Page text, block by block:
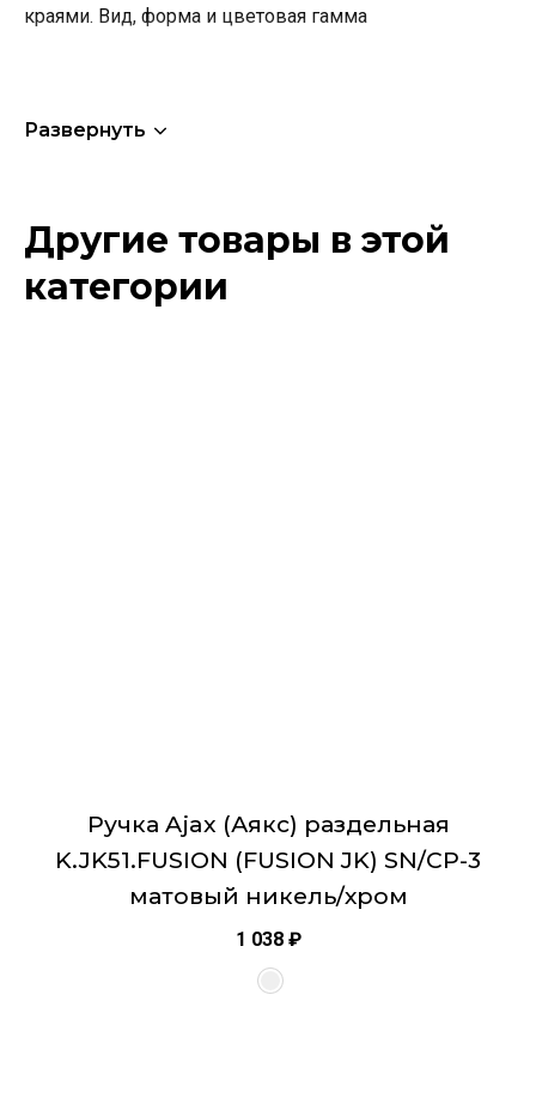
краями. Вид, форма и цветовая гамма
Развернуть
Другие товары в этой
категории
Ручка Ajax (Аякс) раздельная
K.JK51.FUSION (FUSION JK) SN/CP-3
матовый никель/хром
1 038 ₽